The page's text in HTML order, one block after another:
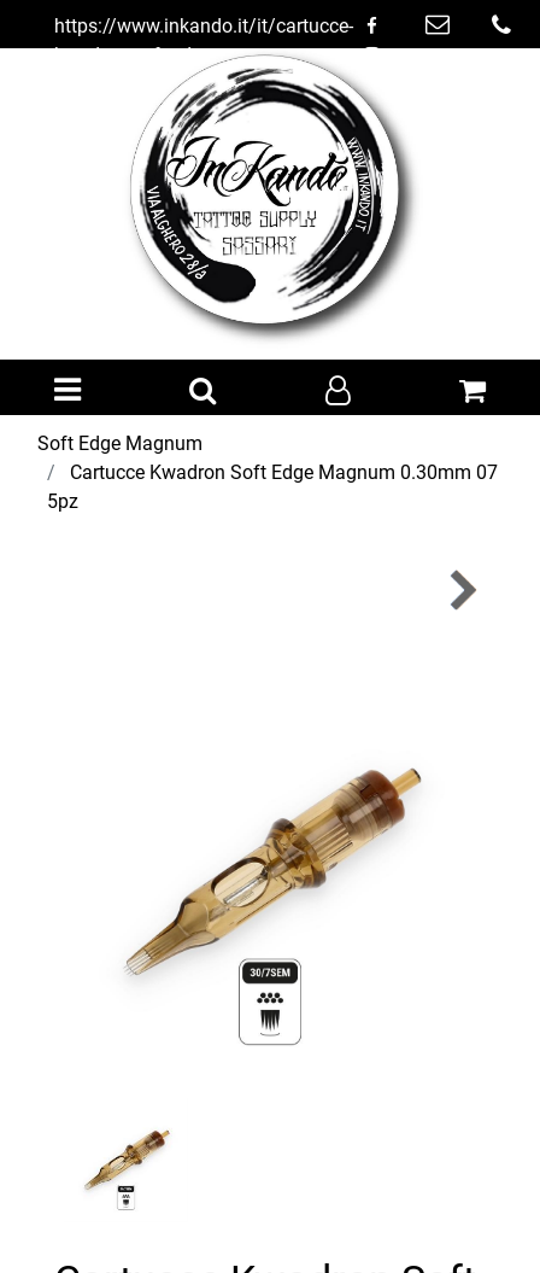
https://www.inkando.it/it/cartucce-
kwadron-soft-edge-magnum-
030mm-07-5pz
Open menu
Soft Edge Magnum
Cartucce Kwadron Soft Edge Magnum 0.30mm 07
5pz